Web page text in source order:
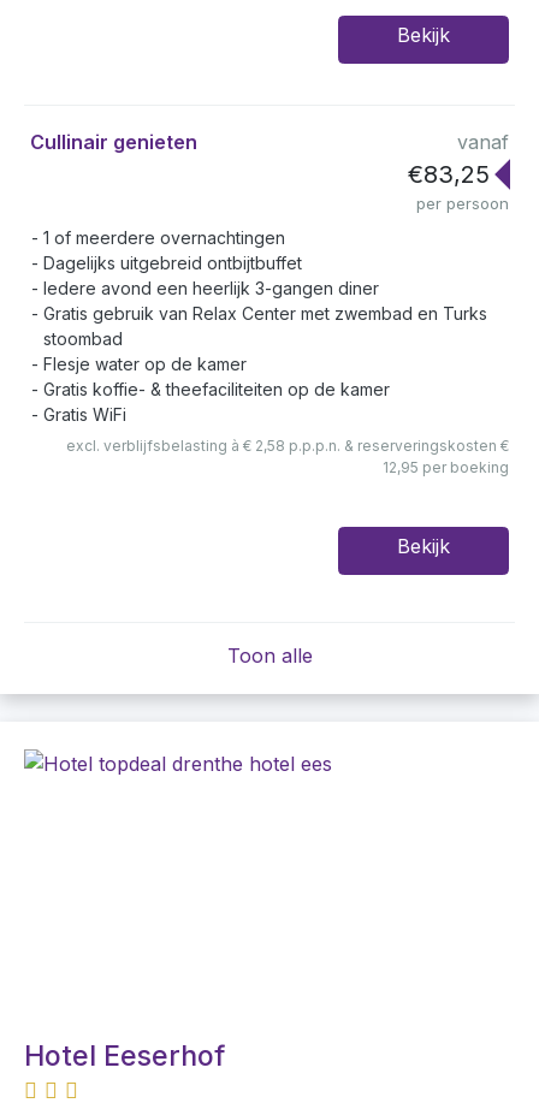
Bekijk
Cullinair genieten vanaf
€83,25
per persoon
1 of meerdere overnachtingen
Dagelijks uitgebreid ontbijtbuffet
Iedere avond een heerlijk 3-gangen diner
Gratis gebruik van Relax Center met zwembad en Turks
stoombad
Flesje water op de kamer
Gratis koffie- & theefaciliteiten op de kamer
Gratis WiFi
excl. verblijfsbelasting à € 2,58 p.p.p.n. & reserveringskosten €
12,95 per boeking
Bekijk
Toon alle
Hotel Eeserhof